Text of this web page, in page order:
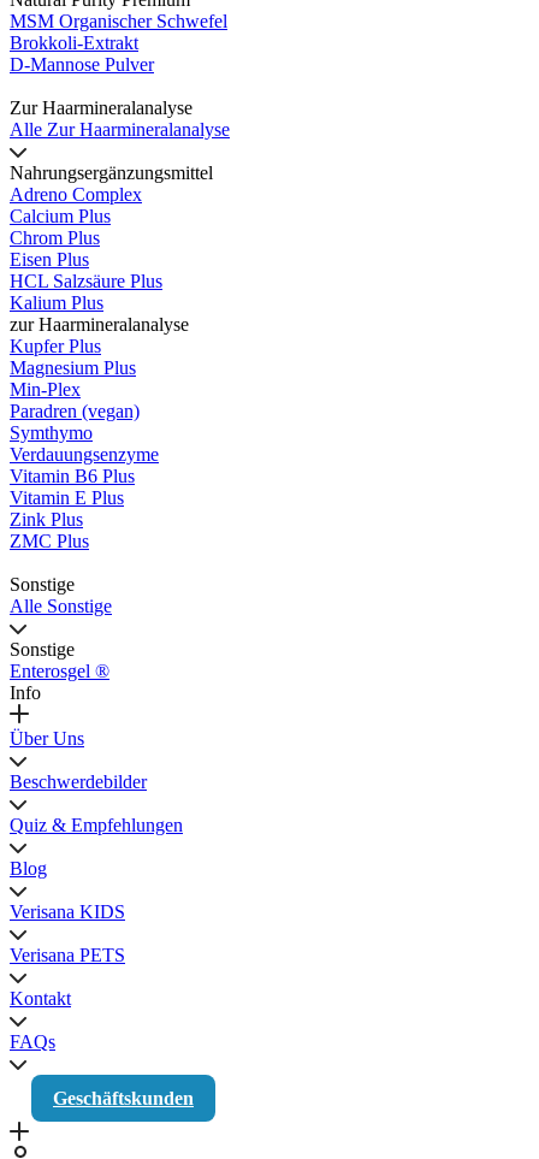
MSM Organischer Schwefel
Brokkoli-Extrakt
D-Mannose Pulver
Zur Haarmineralanalyse
Alle Zur Haarmineralanalyse
Nahrungsergänzungsmittel
Adreno Complex
Calcium Plus
Chrom Plus
Eisen Plus
HCL Salzsäure Plus
Kalium Plus
zur Haarmineralanalyse
Kupfer Plus
Magnesium Plus
Min-Plex
Paradren (vegan)
Symthymo
Verdauungsenzyme
Vitamin B6 Plus
Vitamin E Plus
Zink Plus
ZMC Plus
Sonstige
Alle Sonstige
Sonstige
Enterosgel ®
Info
Über Uns
Beschwerdebilder
Quiz & Empfehlungen
Blog
Verisana KIDS
Verisana PETS
Kontakt
FAQs
Geschäftskunden